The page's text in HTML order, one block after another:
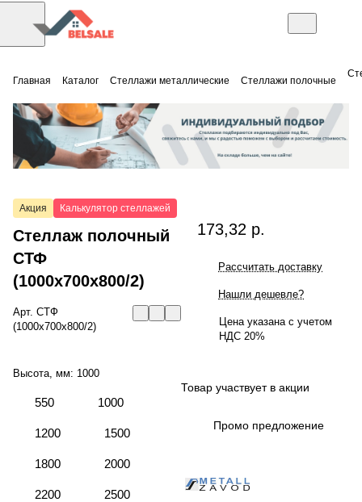
Главная Каталог Стеллажи металлические Стеллажи полочные
Акция Калькулятор стеллажей
Стеллаж полочный
СТФ
(1000x700x800/2)
Арт. СТФ
(1000x700x800/2)
Высота, мм: 1000
550 1000
1200 1500
1800 2000
2200 2500
173,32 р.
Рассчитать доставку
Нашли дешевле?
Цена указана с учетом
НДС 20%
Товар участвует в акции
Промо предложение